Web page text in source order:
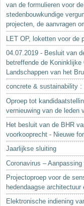
van de formulieren voor
stedenbouwkundige
projecten, de aanvragen
LET OP, loketten voor de
04.07.2019 - Besluit van
betreffende de
Landschappen van het
concrete & sustainability
Oproep tot
vernieuwing van de leden
Het besluit van de BHR
voorkooprecht - Nieuwe
Jaarlijkse sluiting
Coronavirus –
Projectoproep voor de
hedendaagse architectuur
Elektronische indiening